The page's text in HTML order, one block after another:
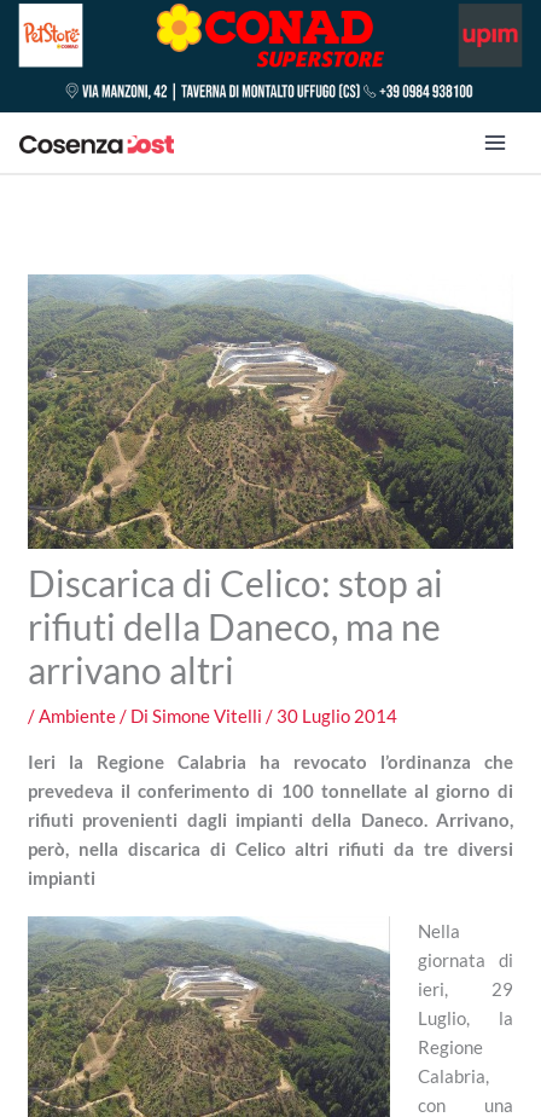
Discarica di Celico: stop ai
rifiuti della Daneco, ma ne
arrivano altri
/Ambiente/ DiSimone Vitelli/ 30 Luglio 2014
Ieri la Regione Calabria ha revocato l’ordinanza che
prevedeva il conferimento di 100 tonnellate al giorno di
rifiuti provenienti dagli impianti della Daneco. Arrivano,
però, nella discarica di Celico altri rifiuti da tre diversi
impianti
Nella
giornata di
ieri, 29
Luglio, la
Regione
Calabria,
con una